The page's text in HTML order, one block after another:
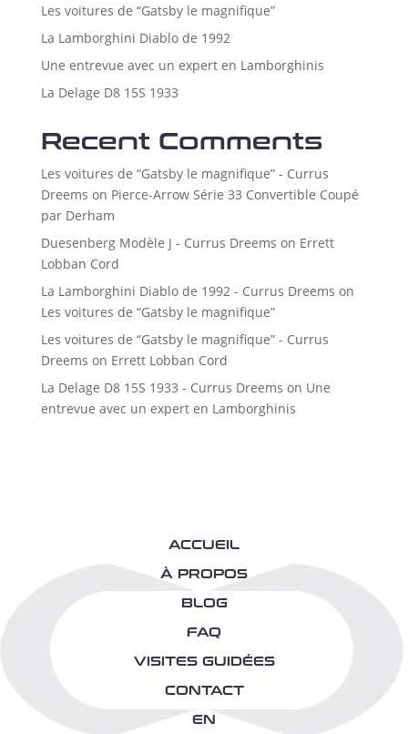
Les voitures de “Gatsby le magnifique”
La Lamborghini Diablo de 1992
Une entrevue avec un expert en Lamborghinis
La Delage D8 15S 1933
Recent Comments
Les voitures de “Gatsby le magnifique” - Currus
Dreems on Pierce-Arrow Série 33 Convertible Coupé
par Derham
Duesenberg Modèle J - Currus Dreems on Errett
Lobban Cord
La Lamborghini Diablo de 1992 - Currus Dreems on
Les voitures de “Gatsby le magnifique”
Les voitures de “Gatsby le magnifique” - Currus
Dreems on Errett Lobban Cord
La Delage D8 15S 1933 - Currus Dreems on Une
entrevue avec un expert en Lamborghinis
ACCUEIL
À PROPOS
BLOG
FAQ
VISITES GUIDÉES
CONTACT
EN